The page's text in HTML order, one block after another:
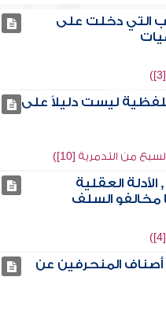
التي دخلت على
ليست دليلاً على
من التدمرية [10])
العقلية
مخالفو السلف
أصناف المنحرفين عن